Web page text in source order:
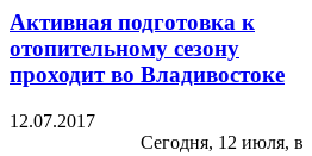
Активная подготовка к
отопительному сезону
проходит во Владивостоке
12.07.2017
Сегодня, 12 июля, в